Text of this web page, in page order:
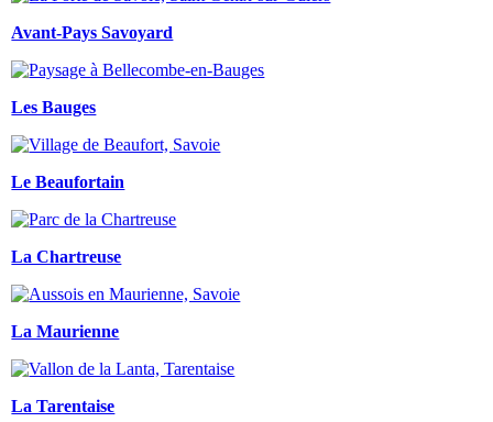
Avant-Pays Savoyard
Les Bauges
Le Beaufortain
La Chartreuse
La Maurienne
La Tarentaise